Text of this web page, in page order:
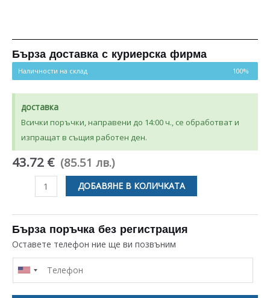
Бърза доставка с куриерска фирма
Наличности на склад 100%
доставка
Всички поръчки, направени до 14:00 ч., се обработват и
изпращат в същия работен ден.
43.72 € (85.51 лв.)
количество
МАНШОН
ЗА
ПЕРАЛНЯ
INDESIT
ARISTON
ДОБАВЯНЕ В КОЛИЧКАТА
Бърза поръчка без регистрация
Оставете телефон ние ще ви позвъним